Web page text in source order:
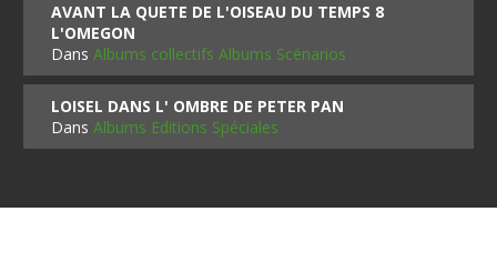
AVANT LA QUETE DE L'OISEAU DU TEMPS 8
L'OMEGON
DansAlbums collectifs Albums Scénarios
LOISEL DANS L' OMBRE DE PETER PAN
DansAlbums Editions Spéciales